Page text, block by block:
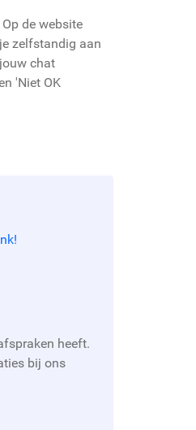
de website
zelfstandig aan
chat
'Niet OK
heeft.
bij ons